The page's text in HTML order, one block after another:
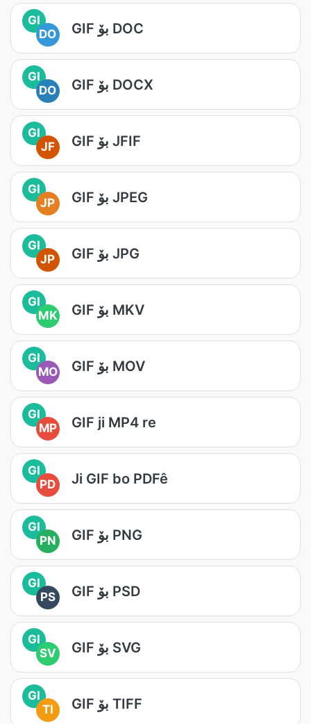
GI
DO
GIF بۆ DOC
GI
DO
GIF بۆ DOCX
GI
JF
GIF بۆ JFIF
GI
JP
GIF بۆ JPEG
GI
JP
GIF بۆ JPG
GI
MK
GIF بۆ MKV
GI
MO
GIF بۆ MOV
GI
MP
GIF ji MP4 re
GI
PD
Ji GIF bo PDFê
GI
PN
GIF بۆ PNG
GI
PS
GIF بۆ PSD
GI
SV
GIF بۆ SVG
GI
TI
GIF بۆ TIFF